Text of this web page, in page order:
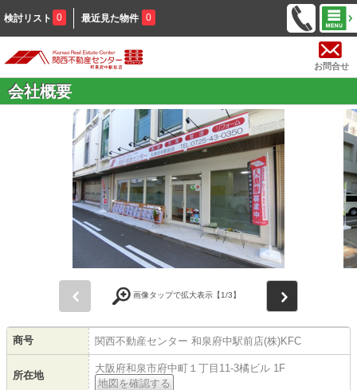
検討リスト 0 最近見た物件 0
お問合せ
会社概要
画像タップで拡大表示【1/3】
商号 関西不動産センター 和泉府中駅前店(株)KFC
所在地
大阪府和泉市府中町１丁目11-3橘ビル 1F
地図を確認する